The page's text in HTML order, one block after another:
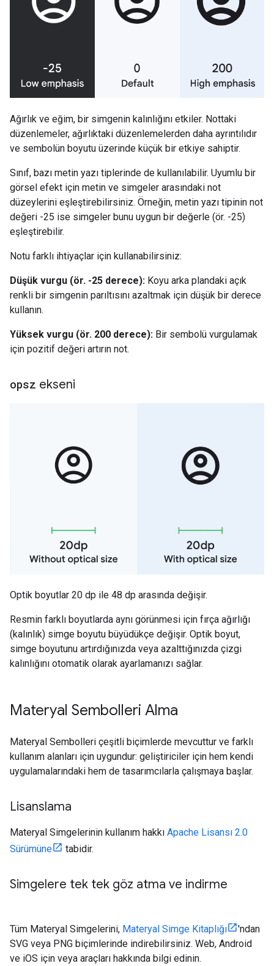
Ağırlık ve eğim, bir simgenin kalınlığını etkiler. Nottaki
düzenlemeler, ağırlıktaki düzenlemelerden daha ayrıntılıdır
ve sembolün boyutu üzerinde küçük bir etkiye sahiptir.
Sınıf, bazı metin yazı tiplerinde de kullanılabilir. Uyumlu bir
görsel efekt için metin ve simgeler arasındaki not
düzeylerini eşleştirebilirsiniz. Örneğin, metin yazı tipinin not
değeri -25 ise simgeler bunu uygun bir değerle (ör. -25)
eşleştirebilir.
Notu farklı ihtiyaçlar için kullanabilirsiniz:
Düşük vurgu (ör. -25 derece): Koyu arka plandaki açık
renkli bir simgenin parıltısını azaltmak için düşük bir derece
kullanın.
Yüksek vurgu (ör. 200 derece): Bir sembolü vurgulamak
için pozitif değeri artırın not.
opsz ekseni
Optik boyutlar 20 dp ile 48 dp arasında değişir.
Resmin farklı boyutlarda aynı görünmesi için fırça ağırlığı
(kalınlık) simge boyutu büyüdükçe değişir. Optik boyut,
simge boyutunu artırdığınızda veya azalttığınızda çizgi
kalınlığını otomatik olarak ayarlamanızı sağlar.
Materyal Sembolleri Alma
Materyal Sembolleri çeşitli biçimlerde mevcuttur ve farklı
kullanım alanları için uygundur: geliştiriciler için hem kendi
uygulamalarındaki hem de tasarımcılarla çalışmaya başlar.
Lisanslama
Materyal Simgelerinin kullanım hakkı Apache Lisansı 2.0
Sürümüne
tabidir.
Simgelere tek tek göz atma ve indirme
Tüm Materyal Simgelerini, Materyal Simge Kitaplığı
'ndan
SVG veya PNG biçimlerinde indirebilirsiniz. Web, Android
ve iOS için veya araçları hakkında bilgi edinin.